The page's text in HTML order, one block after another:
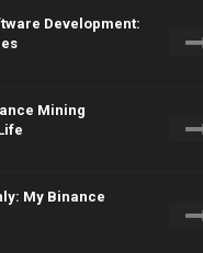
Development:
Mining
My Binance